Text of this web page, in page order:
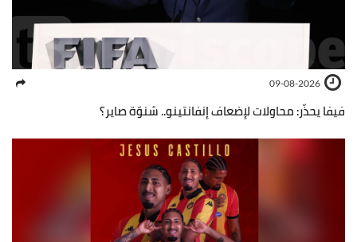
09-08-2026
فيفا يحذّر: محاولات لإضعاف إنفانتينو.. شنوّة صاير؟